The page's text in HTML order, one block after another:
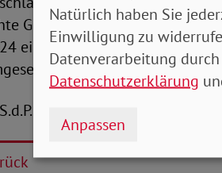
Gleichbehandlung
eingeführt und damit nach
Peter-Michael Zernechel
Natürlich haben Sie
Einwilligung zu
Datenverarbeitung
Datenschutzerklärung
Anpassen